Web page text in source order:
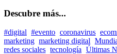
Descubre más...
#digital #evento coronavirus
marketing marketing digital
redes sociales tecnología Últimas